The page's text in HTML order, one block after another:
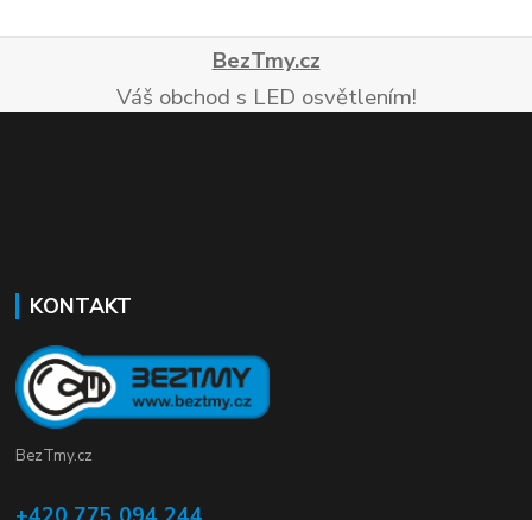
BezTmy.cz
Váš obchod s LED osvětlením!
KONTAKT
BezTmy.cz